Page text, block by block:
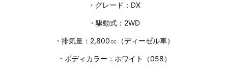
・グレード：DX
・駆動式：2WD
・排気量：2,800㏄（ディーゼル車）
・ボディカラー：ホワイト（058）